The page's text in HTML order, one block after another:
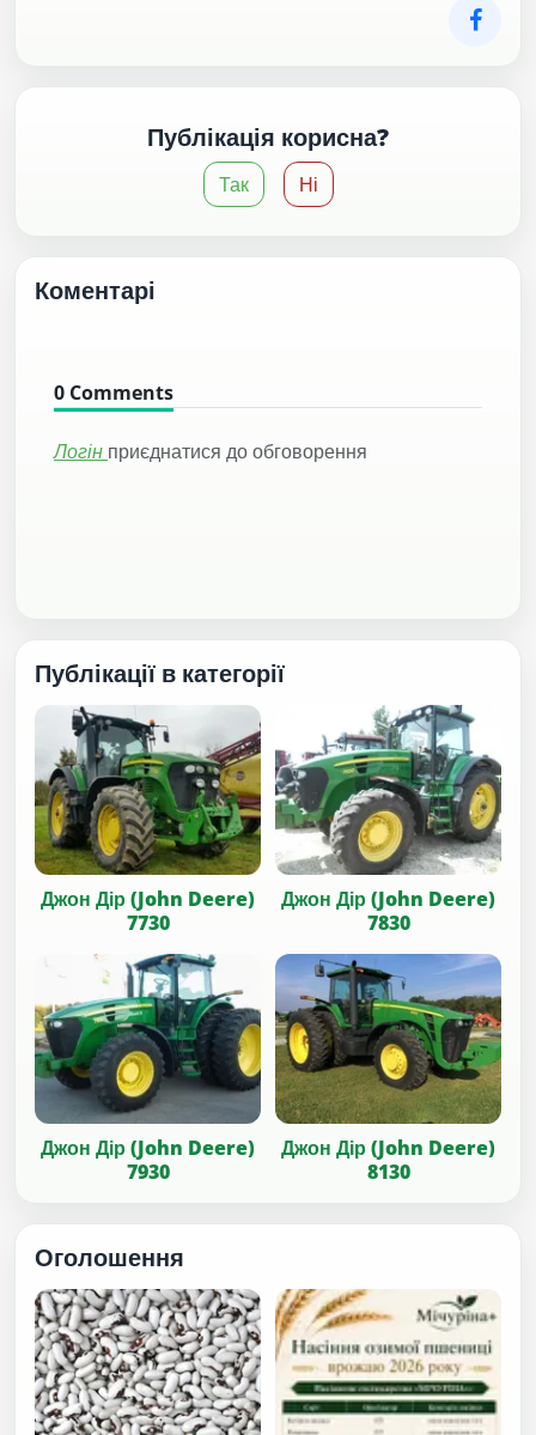
Публікація корисна?
Так Ні
Коментарі
0 Comments
Логін приєднатися до обговорення
Публікації в категорії
Джон Дір (John Deere)
7730
Джон Дір (John Deere)
7830
Джон Дір (John Deere)
7930
Джон Дір (John Deere)
8130
Оголошення